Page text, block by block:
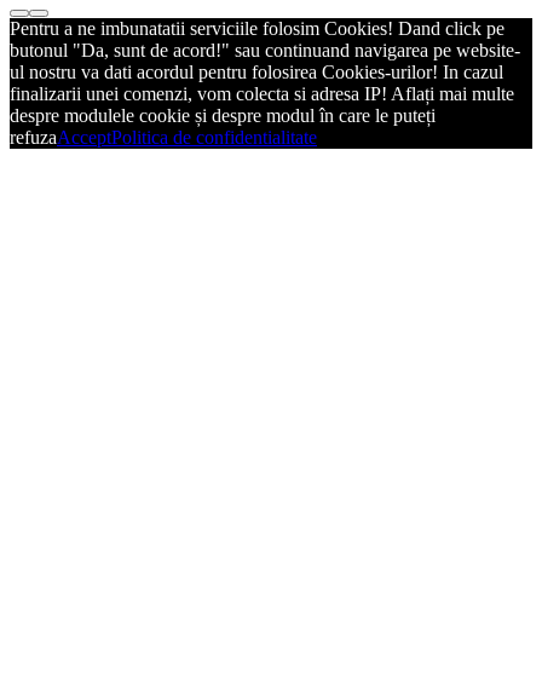
Pentru a ne imbunatatii serviciile folosim Cookies! Dand click pe
butonul "Da, sunt de acord!" sau continuand navigarea pe website-
ul nostru va dati acordul pentru folosirea Cookies-urilor! In cazul
finalizarii unei comenzi, vom colecta si adresa IP! Aflați mai multe
despre modulele cookie și despre modul în care le puteți
refuzaAcceptPolitica de confidentialitate